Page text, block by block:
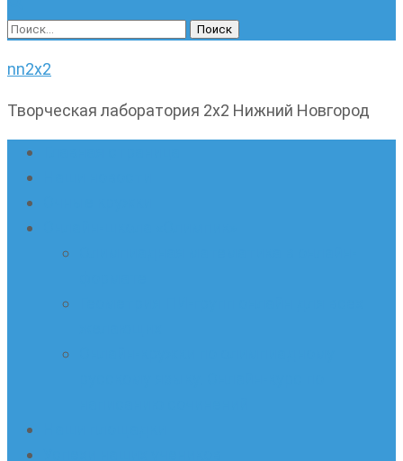
Найти:
nn2x2
Творческая лаборатория 2х2 Нижний Новгород